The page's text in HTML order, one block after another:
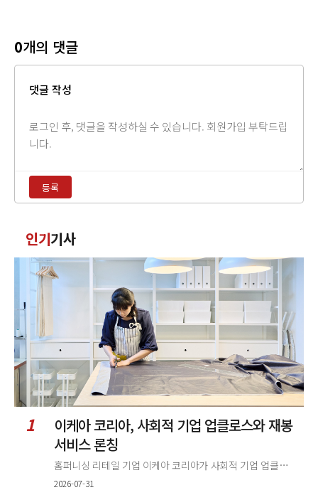
0개의 댓글
댓글 작성
력
등록
글
인기기사
1
이케아 코리아, 사회적 기업 업클로스와 재봉
서비스 론칭
홈퍼니싱 리테일 기업 이케아 코리아가 사회적 기업 업클로스(Upcloth)와 협력해 재봉 서비스를 선보인다. 이번 협업은 이케
2026-07-31